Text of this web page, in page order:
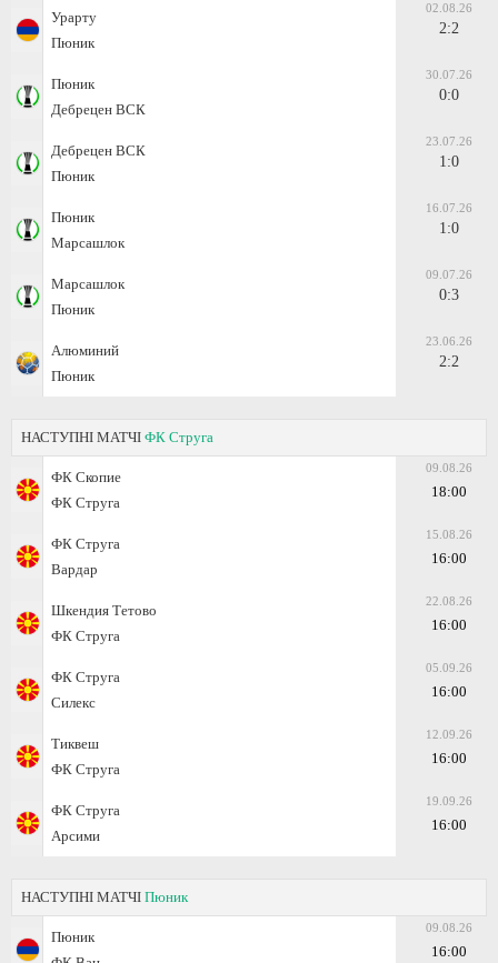
Урарту
Пюник
02.08.26
2:2
Пюник
Дебрецен ВСК
30.07.26
0:0
Дебрецен ВСК
Пюник
23.07.26
1:0
Пюник
Марсашлок
16.07.26
1:0
Марсашлок
Пюник
09.07.26
0:3
Алюминий
Пюник
23.06.26
2:2
НАСТУПНІ МАТЧІ ФК Струга
ФК Скопие
ФК Струга
09.08.26
18:00
ФК Струга
Вардар
15.08.26
16:00
Шкендия Тетово
ФК Струга
22.08.26
16:00
ФК Струга
Силекс
05.09.26
16:00
Тиквеш
ФК Струга
12.09.26
16:00
ФК Струга
Арсими
19.09.26
16:00
НАСТУПНІ МАТЧІ Пюник
Пюник
09.08.26
16:00